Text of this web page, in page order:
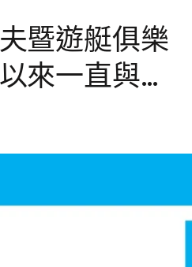
暨遊艇俱樂
來一直與世
球運動名將
歷史中的重